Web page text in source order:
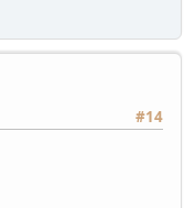
#14